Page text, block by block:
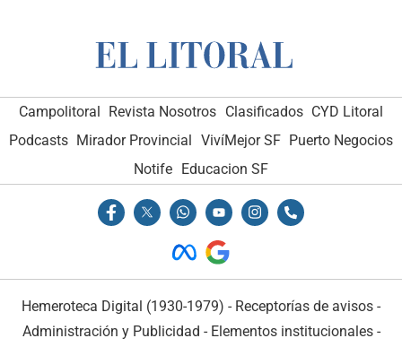
Campolitoral Revista Nosotros Clasificados CYD Litoral
Podcasts Mirador Provincial VivíMejor SF Puerto Negocios
Notife Educacion SF
Hemeroteca Digital (1930-1979) - Receptorías de avisos -
Administración y Publicidad - Elementos institucionales-